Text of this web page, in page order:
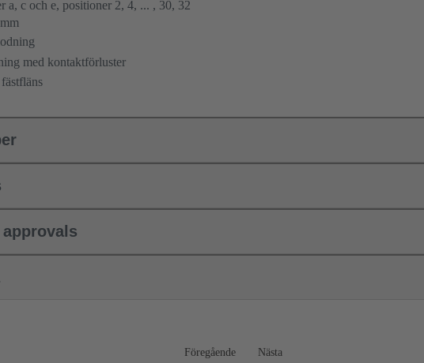
a, c och e, positioner 2, 4, ... , 30, 32
med kontaktförluster
Föregående Nästa